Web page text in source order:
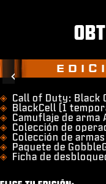
​Call of Duty: Black
BlackCell (1
Camuflaje de arma
Colección de
Colección de
Paquete de
Ficha de